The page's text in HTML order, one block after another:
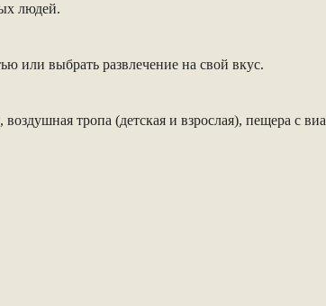
людей.
или выбрать развлечение на свой вкус.
тропа (детская и взрослая), пещера с виа